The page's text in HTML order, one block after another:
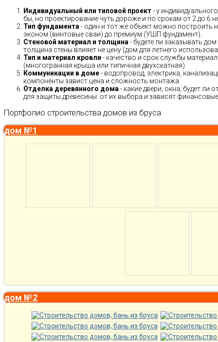
Индивидуальный или типовой проект- у
бы, но проектирование чуть дороже и по срокам от 2 до 6
Тип фундамента - один и тот же объект можно построить
эконом (винтовые сваи) до премиум (УШП фундамент).
Стеновой материал и толщина - будете ли заказывать
толщина стены влияет не цену (дом для летнего
Тип и материал кровли - качество и срок службы
(многогранная крыша или типичная двухскатная)
Коммуникации в доме- водопровод, электрика,
компоненты завист цена и сложность монтажа.
Отделка деревянного дома - какие двери, окна, будет
для защиты древесины: от их выбора и зависят
Портфолио строительства домов из бруса
дом №1
дом №2